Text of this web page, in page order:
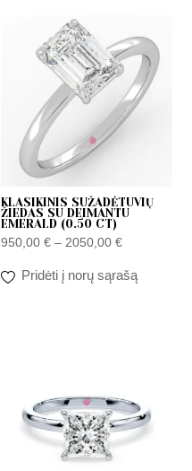
KLASIKINIS SUŽADĖTUVIŲ
ŽIEDAS SU DEIMANTU
EMERALD (0.50 CT)
950,00 € – 2050,00 €
range:
950,00 €
through
2050,00 €
Pridėti į norų sąrašą
2050,00 €